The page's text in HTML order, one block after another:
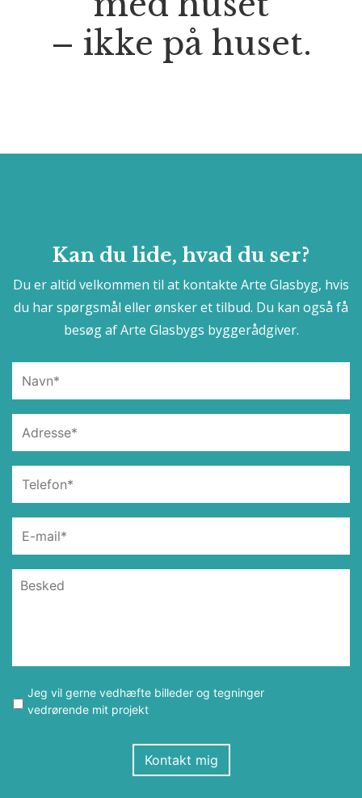
– ikke på huset.
Kan du lide, hvad du ser?
Du er altid velkommen til at kontakte Arte Glasbyg, hvis
du har spørgsmål eller ønsker et tilbud. Du kan også få
besøg af Arte Glasbygs byggerådgiver.
Jeg vil gerne vedhæfte billeder og tegninger
vedrørende mit projekt
Kontakt mig